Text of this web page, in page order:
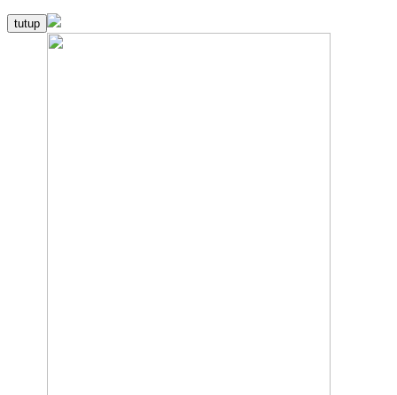
tutup